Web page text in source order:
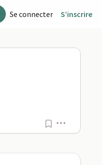
Se connecter S’inscrire